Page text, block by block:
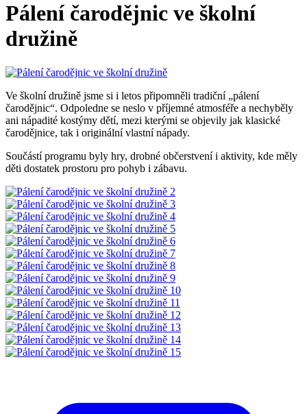
Pálení čarodějnic ve školní
družině
Ve školní družině jsme si i letos připomněli tradiční „pálení
čarodějnic“. Odpoledne se neslo v příjemné atmosféře a nechyběly
ani nápadité kostýmy dětí, mezi kterými se objevily jak klasické
čarodějnice, tak i originální vlastní nápady.
Součástí programu byly hry, drobné občerstvení i aktivity, kde měly
děti dostatek prostoru pro pohyb i zábavu.